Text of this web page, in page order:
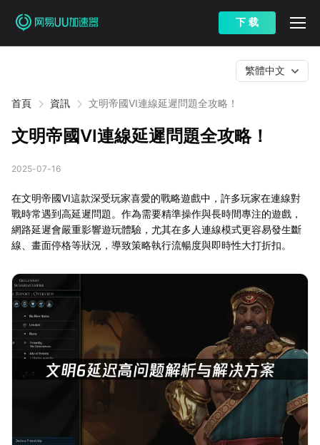
下 载
首頁 資訊 文明帝國VI連線延遲問題全攻略！
繁體中文
文明帝國VI連線延遲問題全攻略！
2025-07-16
在文明帝國VI這款深受玩家喜愛的戰略遊戲中，許多玩家在連線對
戰時常遇到高延遲問題。作為需要精準操作與長時間專注的遊戲，
網路延遲會嚴重影響遊玩體驗，尤其在多人連線模式更容易發生斷
線、畫面停格等狀況，導致策略執行流暢度與即時性大打折扣。